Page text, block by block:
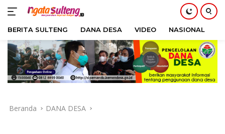
Langsung
konten
BERITA SULTENG DANA DESA VIDEO NASIONAL
Beranda DANA DESA